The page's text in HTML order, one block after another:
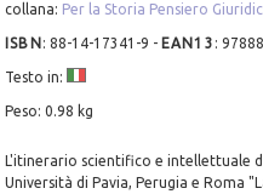
collana: Per la Storia Pensiero
ISBN : 88-14-17341-9 - EAN13 :
Testo in:
Peso: 0.98 kg
L'itinerario scientifico e intellettuale
Università di Pavia, Perugia e Roma